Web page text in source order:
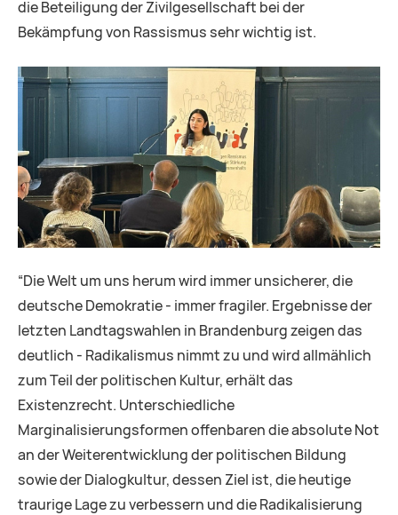
die Beteiligung der Zivilgesellschaft bei der
Bekämpfung von Rassismus sehr wichtig ist.
“Die Welt um uns herum wird immer unsicherer, die
deutsche Demokratie - immer fragiler. Ergebnisse der
letzten Landtagswahlen in Brandenburg zeigen das
deutlich - Radikalismus nimmt zu und wird allmählich
zum Teil der politischen Kultur, erhält das
Existenzrecht. Unterschiedliche
Marginalisierungsformen offenbaren die absolute Not
an der Weiterentwicklung der politischen Bildung
sowie der Dialogkultur, dessen Ziel ist, die heutige
traurige Lage zu verbessern und die Radikalisierung